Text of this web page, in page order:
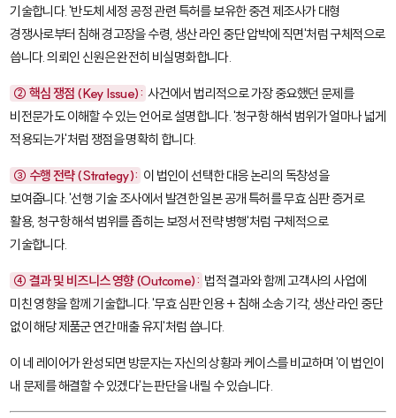
기술합니다. '반도체 세정 공정 관련 특허를 보유한 중견 제조사가 대형
경쟁사로부터 침해 경고장을 수령, 생산 라인 중단 압박에 직면'처럼 구체적으로
씁니다. 의뢰인 신원은 완전히 비실명화합니다.
② 핵심 쟁점 (Key Issue): 사건에서 법리적으로 가장 중요했던 문제를
비전문가도 이해할 수 있는 언어로 설명합니다. '청구항 해석 범위가 얼마나 넓게
적용되는가'처럼 쟁점을 명확히 합니다.
③ 수행 전략 (Strategy): 이 법인이 선택한 대응 논리의 독창성을
보여줍니다. '선행 기술 조사에서 발견한 일본 공개 특허를 무효 심판 증거로
활용, 청구항 해석 범위를 좁히는 보정서 전략 병행'처럼 구체적으로
기술합니다.
④ 결과 및 비즈니스 영향 (Outcome): 법적 결과와 함께 고객사의 사업에
미친 영향을 함께 기술합니다. '무효 심판 인용 + 침해 소송 기각, 생산 라인 중단
없이 해당 제품군 연간 매출 유지'처럼 씁니다.
이 네 레이어가 완성되면 방문자는 자신의 상황과 케이스를 비교하며 '이 법인이
내 문제를 해결할 수 있겠다'는 판단을 내릴 수 있습니다.